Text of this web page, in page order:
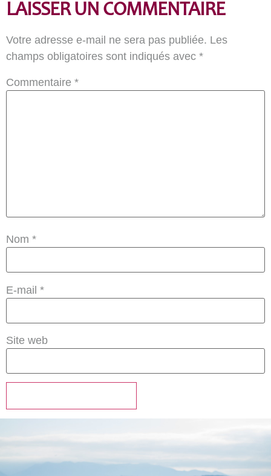
LAISSER UN COMMENTAIRE
Votre adresse e-mail ne sera pas publiée. Les
champs obligatoires sont indiqués avec *
Commentaire *
Nom *
E-mail *
Site web